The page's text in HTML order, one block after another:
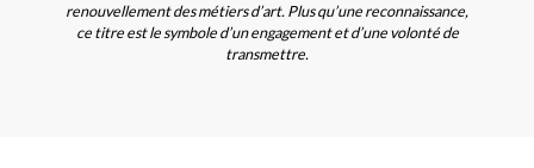
renouvellement des métiers d’art. Plus qu’une reconnaissance,
ce titre est le symbole d’un engagement et d’une volonté de
transmettre.